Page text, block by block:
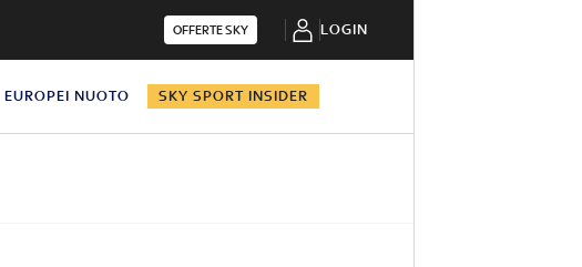
OFFERTE SKY LOGIN
EUROPEI NUOTO SKY SPORT INSIDER